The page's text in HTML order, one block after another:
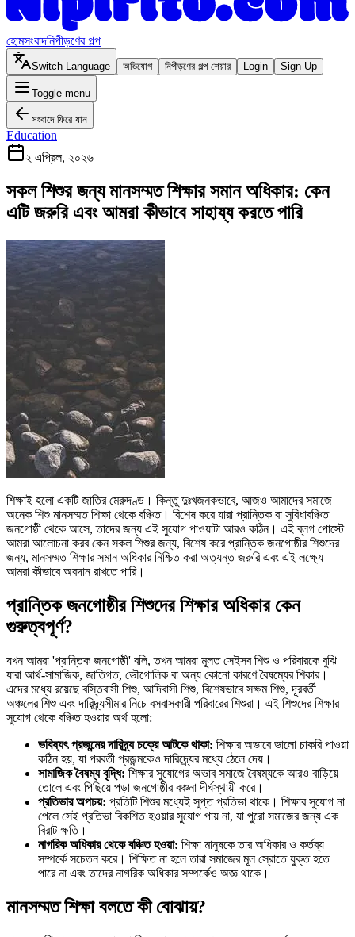
হোমসংবাদনিপীড়ণের গল্প
Switch Language অভিযোগ নিপীড়ণের গল্প শেয়ার Login Sign Up
Toggle menu
সংবাদে ফিরে যান
Education
২ এপ্রিল, ২০২৬
সকল শিশুর জন্য মানসম্মত শিক্ষার সমান অধিকার: কেন
এটি জরুরি এবং আমরা কীভাবে সাহায্য করতে পারি
শিক্ষাই হলো একটি জাতির মেরুদণ্ড। কিন্তু দুঃখজনকভাবে, আজও আমাদের সমাজে
অনেক শিশু মানসম্মত শিক্ষা থেকে বঞ্চিত। বিশেষ করে যারা প্রান্তিক বা সুবিধাবঞ্চিত
জনগোষ্ঠী থেকে আসে, তাদের জন্য এই সুযোগ পাওয়াটা আরও কঠিন। এই ব্লগ পোস্টে
আমরা আলোচনা করব কেন সকল শিশুর জন্য, বিশেষ করে প্রান্তিক জনগোষ্ঠীর শিশুদের
জন্য, মানসম্মত শিক্ষার সমান অধিকার নিশ্চিত করা অত্যন্ত জরুরি এবং এই লক্ষ্যে
আমরা কীভাবে অবদান রাখতে পারি।
প্রান্তিক জনগোষ্ঠীর শিশুদের শিক্ষার অধিকার কেন
গুরুত্বপূর্ণ?
যখন আমরা 'প্রান্তিক জনগোষ্ঠী' বলি, তখন আমরা মূলত সেইসব শিশু ও পরিবারকে বুঝি
যারা আর্থ-সামাজিক, জাতিগত, ভৌগোলিক বা অন্য কোনো কারণে বৈষম্যের শিকার।
এদের মধ্যে রয়েছে বস্তিবাসী শিশু, আদিবাসী শিশু, বিশেষভাবে সক্ষম শিশু, দূরবর্তী
অঞ্চলের শিশু এবং দারিদ্র্যসীমার নিচে বসবাসকারী পরিবারের শিশুরা। এই শিশুদের শিক্ষার
সুযোগ থেকে বঞ্চিত হওয়ার অর্থ হলো:
ভবিষ্যৎ প্রজন্মের দারিদ্র্য চক্রে আটকে থাকা: শিক্ষার অভাবে ভালো চাকরি পাওয়া
কঠিন হয়, যা পরবর্তী প্রজন্মকেও দারিদ্র্যের মধ্যে ঠেলে দেয়।
সামাজিক বৈষম্য বৃদ্ধি: শিক্ষার সুযোগের অভাব সমাজে বৈষম্যকে আরও বাড়িয়ে
তোলে এবং পিছিয়ে পড়া জনগোষ্ঠীর বঞ্চনা দীর্ঘস্থায়ী করে।
প্রতিভার অপচয়: প্রতিটি শিশুর মধ্যেই সুপ্ত প্রতিভা থাকে। শিক্ষার সুযোগ না
পেলে সেই প্রতিভা বিকশিত হওয়ার সুযোগ পায় না, যা পুরো সমাজের জন্য এক
বিরাট ক্ষতি।
নাগরিক অধিকার থেকে বঞ্চিত হওয়া: শিক্ষা মানুষকে তার অধিকার ও কর্তব্য
সম্পর্কে সচেতন করে। শিক্ষিত না হলে তারা সমাজের মূল স্রোতে যুক্ত হতে
পারে না এবং তাদের নাগরিক অধিকার সম্পর্কেও অজ্ঞ থাকে।
মানসম্মত শিক্ষা বলতে কী বোঝায়?